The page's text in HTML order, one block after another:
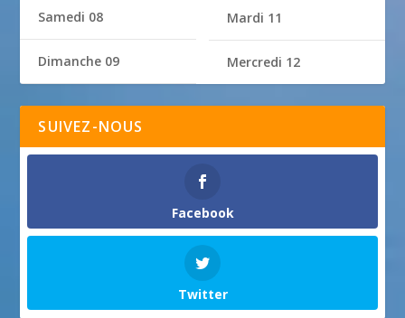
Samedi 08
Dimanche 09
Mardi 11
Mercredi 12
SUIVEZ-NOUS
Facebook
Twitter